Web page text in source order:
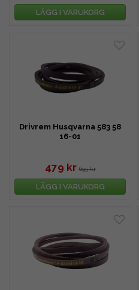
LÄGG I VARUKORG
Drivrem Husqvarna 583 58
16-01
479 kr 695 kr
LÄGG I VARUKORG